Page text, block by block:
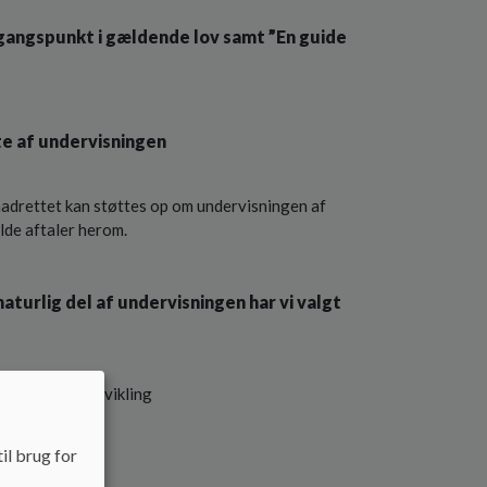
i gældende lov samt ”En guide
af undervisningen
kan støttes op om undervisningen af
aftaler herom.
del af undervisningen har vi valgt
for elevens udvikling
brug for